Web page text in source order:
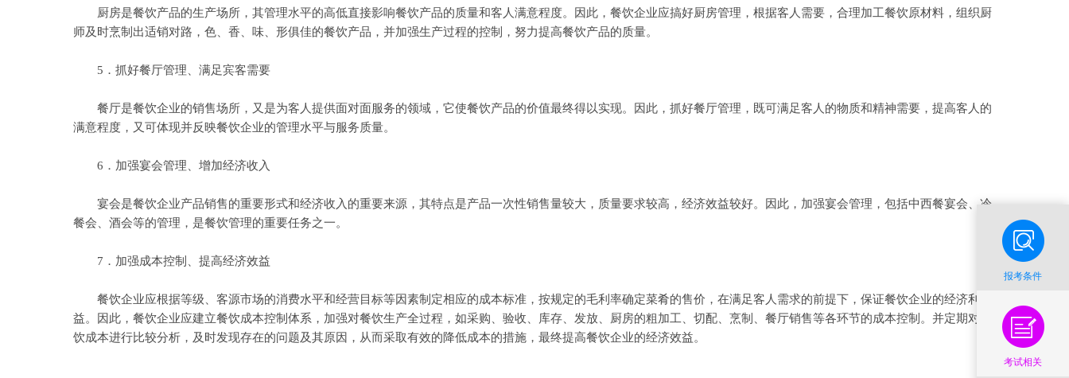
厨房是餐饮产品的生产场所，其管理水平的高低直接影响餐饮产品的质量和客人满意程度。因此，餐饮企业应搞好厨房管理，根据客人需要，合理加工餐饮原材料，组织厨
师及时烹制出适销对路，色、香、味、形俱佳的餐饮产品，并加强生产过程的控制，努力提高餐饮产品的质量。
5．抓好餐厅管理、满足宾客需要
餐厅是餐饮企业的销售场所，又是为客人提供面对面服务的领域，它使餐饮产品的价值最终得以实现。因此，抓好餐厅管理，既可满足客人的物质和精神需要，提高客人的
满意程度，又可体现并反映餐饮企业的管理水平与服务质量。
6．加强宴会管理、增加经济收入
宴会是餐饮企业产品销售的重要形式和经济收入的重要来源，其特点是产品一次性销售量较大，质量要求较高，经济效益较好。因此，加强宴会管理，包括中西餐宴会、冷
餐会、酒会等的管理，是餐饮管理的重要任务之一。
7．加强成本控制、提高经济效益
餐饮企业应根据等级、客源市场的消费水平和经营目标等因素制定相应的成本标准，按规定的毛利率确定菜肴的售价，在满足客人需求的前提下，保证餐饮企业的经济利
益。因此，餐饮企业应建立餐饮成本控制体系，加强对餐饮生产全过程，如采购、验收、库存、发放、厨房的粗加工、切配、烹制、餐厅销售等各环节的成本控制。并定期对餐
饮成本进行比较分析，及时发现存在的问题及其原因，从而采取有效的降低成本的措施，最终提高餐饮企业的经济效益。
报考条件
考试相关